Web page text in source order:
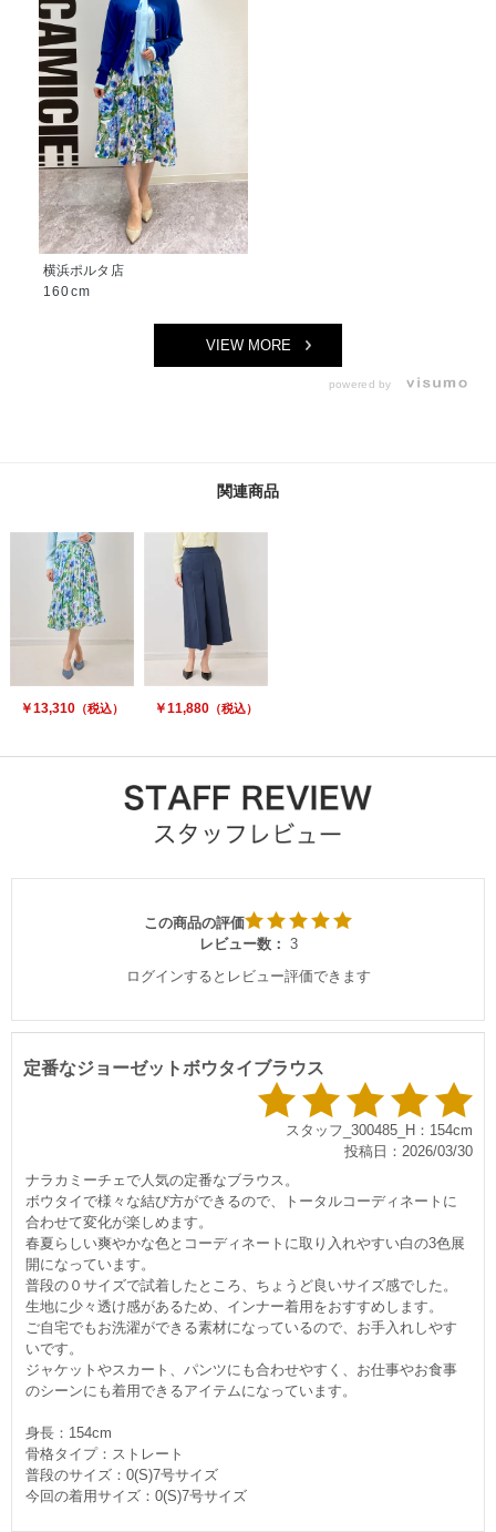
横浜ポルタ店
160cm
VIEW MORE
powered by
関連商品
￥13,310（税込） ￥11,880（税込）
この商品の評価
レビュー数： 3
ログインするとレビュー評価できます
定番なジョーゼットボウタイブラウス
スタッフ_300485_H：154cm
投稿日：2026/03/30
ナラカミーチェで人気の定番なブラウス。
ボウタイで様々な結び方ができるので、トータルコーディネートに
合わせて変化が楽しめます。
春夏らしい爽やかな色とコーディネートに取り入れやすい白の3色展
開になっています。
普段の０サイズで試着したところ、ちょうど良いサイズ感でした。
生地に少々透け感があるため、インナー着用をおすすめします。
ご自宅でもお洗濯ができる素材になっているので、お手入れしやす
いです。
ジャケットやスカート、パンツにも合わせやすく、お仕事やお食事
のシーンにも着用できるアイテムになっています。
身長：154cm
骨格タイプ：ストレート
普段のサイズ：0(S)7号サイズ
今回の着用サイズ：0(S)7号サイズ